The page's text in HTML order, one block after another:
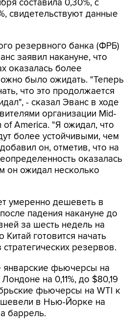
составила 0,30%, с
свидетельствуют данные
резервного банка (ФРБ)
заявил накануне, что
оказалась более
было ожидать. "Теперь
что это продолжается
- сказал Эванс в ходе
организации Mid-
of America. "Я ожидал, что
более устойчивыми, чем
он, отметив, что на
оказалась
он ожидал несколько
умеренно дешеветь в
падения накануне до
за шесть недель на
Китай готовится начать
резервов.
январские фьючерсы на
на 0,11%, до $80,19
фьючерсы на WTI к
в Нью-Йорке на
баррель.